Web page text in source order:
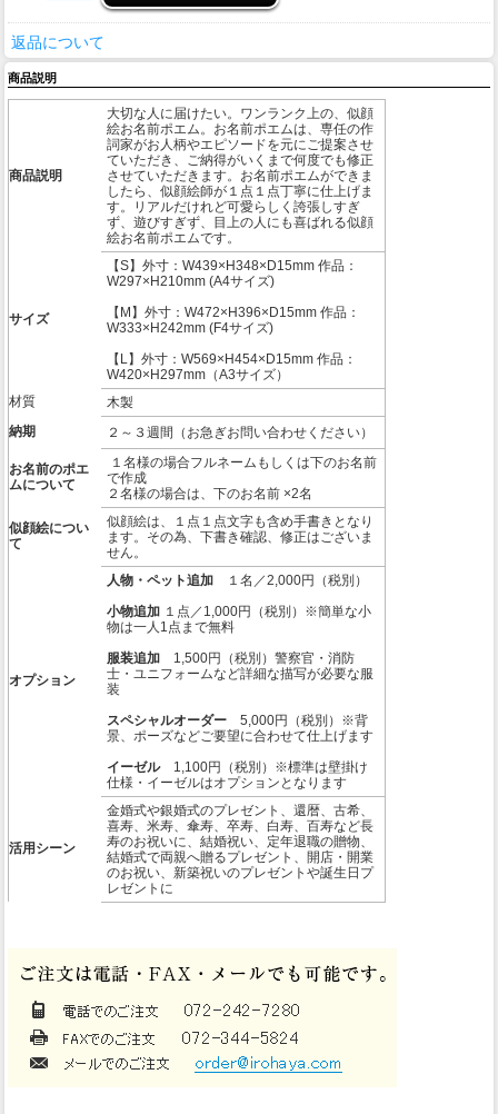
返品について
商品説明
商品説明
大切な人に届けたい。ワンランク上の、似顔
絵お名前ポエム。お名前ポエムは、専任の作
詞家がお人柄やエピソードを元にご提案させ
ていただき、ご納得がいくまで何度でも修正
させていただきます。お名前ポエムができま
したら、似顔絵師が１点１点丁寧に仕上げま
す。リアルだけれど可愛らしく誇張しすぎ
ず、遊びすぎず、目上の人にも喜ばれる似顔
絵お名前ポエムです。
サイズ
【S】外寸：W439×H348×D15mm 作品：
W297×H210mm (A4サイズ)
【M】外寸：W472×H396×D15mm 作品：
W333×H242mm (F4サイズ)
【L】外寸：W569×H454×D15mm 作品：
W420×H297mm（A3サイズ）
材質
木製
納期
２～３週間（お急ぎお問い合わせください）
お名前のポエ
ムについて
１名様の場合フルネームもしくは下のお名前
で作成
２名様の場合は、下のお名前 ×2名
似顔絵につい
て
似顔絵は、１点１点文字も含め手書きとなり
ます。その為、下書き確認、修正はございま
せん。
オプション
人物・ペット追加 １名／2,000円（税別）
小物追加 １点／1,000円（税別）※簡単な小
物は一人1点まで無料
服装追加 1,500円（税別）警察官・消防
士・ユニフォームなど詳細な描写が必要な服
装
スペシャルオーダー 5,000円（税別）※背
景、ポーズなどご要望に合わせて仕上げます
イーゼル1,100円（税別）※標準は壁掛け
仕様・イーゼルはオプションとなります
活用シーン
金婚式や銀婚式のプレゼント、還暦、古希、
喜寿、米寿、傘寿、卒寿、白寿、百寿など長
寿のお祝いに、結婚祝い、定年退職の贈物、
結婚式で両親へ贈るプレゼント、開店・開業
のお祝い、新築祝いのプレゼントや誕生日プ
レゼントに